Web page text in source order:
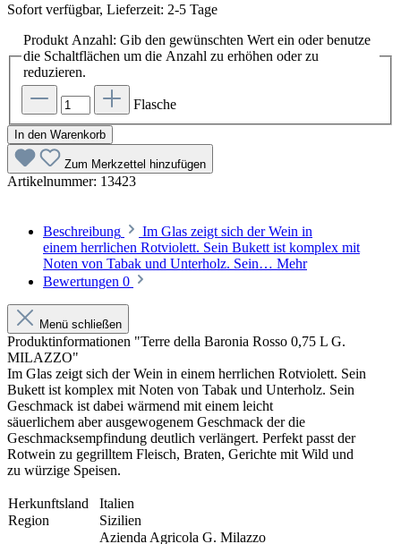
Sofort verfügbar, Lieferzeit: 2-5 Tage
Produkt Anzahl: Gib den gewünschten Wert ein oder benutze
die Schaltflächen um die Anzahl zu erhöhen oder zu
reduzieren.
Flasche
In den Warenkorb
Zum Merkzettel hinzufügen
Artikelnummer: 13423
Beschreibung
Im Glas zeigt sich der Wein in
einem herrlichen Rotviolett. Sein Bukett ist komplex mit
Noten von Tabak und Unterholz. Sein… Mehr
Bewertungen 0
Menü schließen
Produktinformationen "Terre della Baronia Rosso 0,75 L G.
MILAZZO"
Im Glas zeigt sich der Wein in einem herrlichen Rotviolett. Sein
Bukett ist komplex mit Noten von Tabak und Unterholz. Sein
Geschmack ist dabei wärmend mit einem leicht
säuerlichem aber ausgewogenem Geschmack der die
Geschmacksempfindung deutlich verlängert. Perfekt passt der
Rotwein zu gegrilltem Fleisch, Braten, Gerichte mit Wild und
zu würzige Speisen.
Herkunftsland
Italien
Region
Sizilien
Azienda Agricola G. Milazzo